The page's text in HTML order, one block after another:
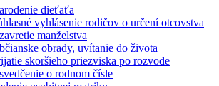
dieťaťa
vyhlásenie rodičov o určení otcovstva
manželstva
obrady, uvítanie do života
skoršieho priezviska po rozvode
o rodnom čísle